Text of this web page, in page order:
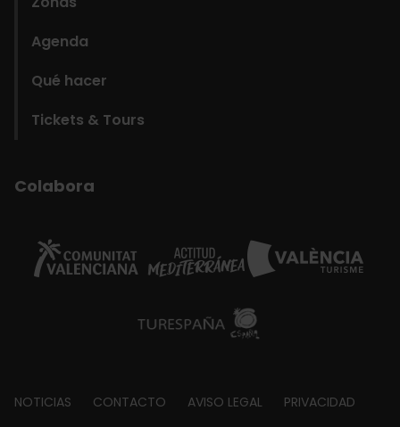
Agenda
Qué hacer
Tickets & Tours
Colabora
Footer
NOTICIAS CONTACTO AVISO LEGAL PRIVACIDAD